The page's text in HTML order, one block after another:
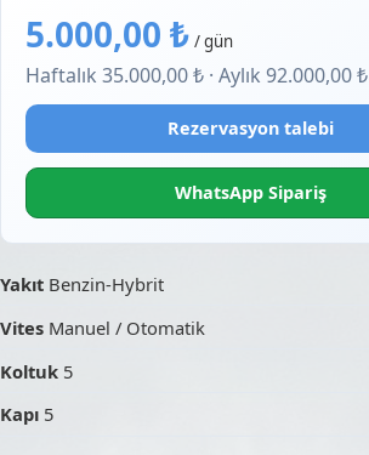
5.000,00 ₺ / gün
Haftalık 35.000,00 ₺ · Aylık 92.000,00 ₺
Rezervasyon talebi
WhatsApp Sipariş
Yakıt Benzin-Hybrit
Vites Manuel / Otomatik
Koltuk 5
Kapı 5